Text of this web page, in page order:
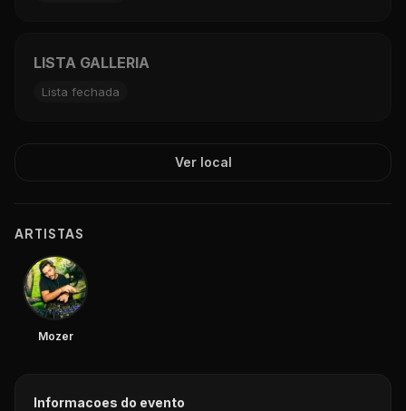
LISTA GALLERIA
Lista fechada
Ver local
ARTISTAS
Mozer
Informacoes do evento